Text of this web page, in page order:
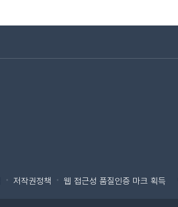
저작권정책 웹 접근성 품질인증 마크 획득